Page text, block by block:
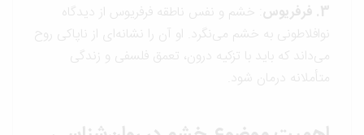
: خشم و نفس ناطقه فرفریوس از دیدگاه
نوافلاطونی به خشم می‌نگرد. او آن را نشانه‌ای از ناپاکی روح
می‌داند که باید با تزکیه درون، تعمق فلسفی و زندگی
متأملانه درمان شود.